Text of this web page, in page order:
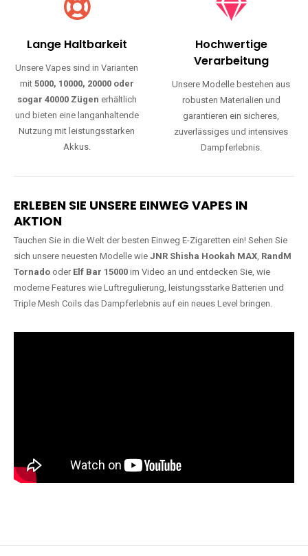
Unsere Vapes sind in Varianten
mit5000, 10000, 20000 oder
sogar 40000 Zügenerhältlich
und bieten eine langanhaltende
Nutzung mit leistungsstarken
Hochwertige
Unsere Modelle bestehen aus
robusten Materialien und
garantieren ein sicheres,
zuverlässiges und intensives
ERLEBEN SIE UNSERE EINWEG VAPES IN
AKTION
Tauchen Sie in die Welt der besten Einweg E-Zigaretten ein! Sehen Sie
sich unsere neuesten Modelle wieJNR Shisha Hookah MAX,RandM
Tornado oderElf Bar 15000im Video an und entdecken Sie, wie
moderne Features wie Luftregulierung, leistungsstarke Batterien und